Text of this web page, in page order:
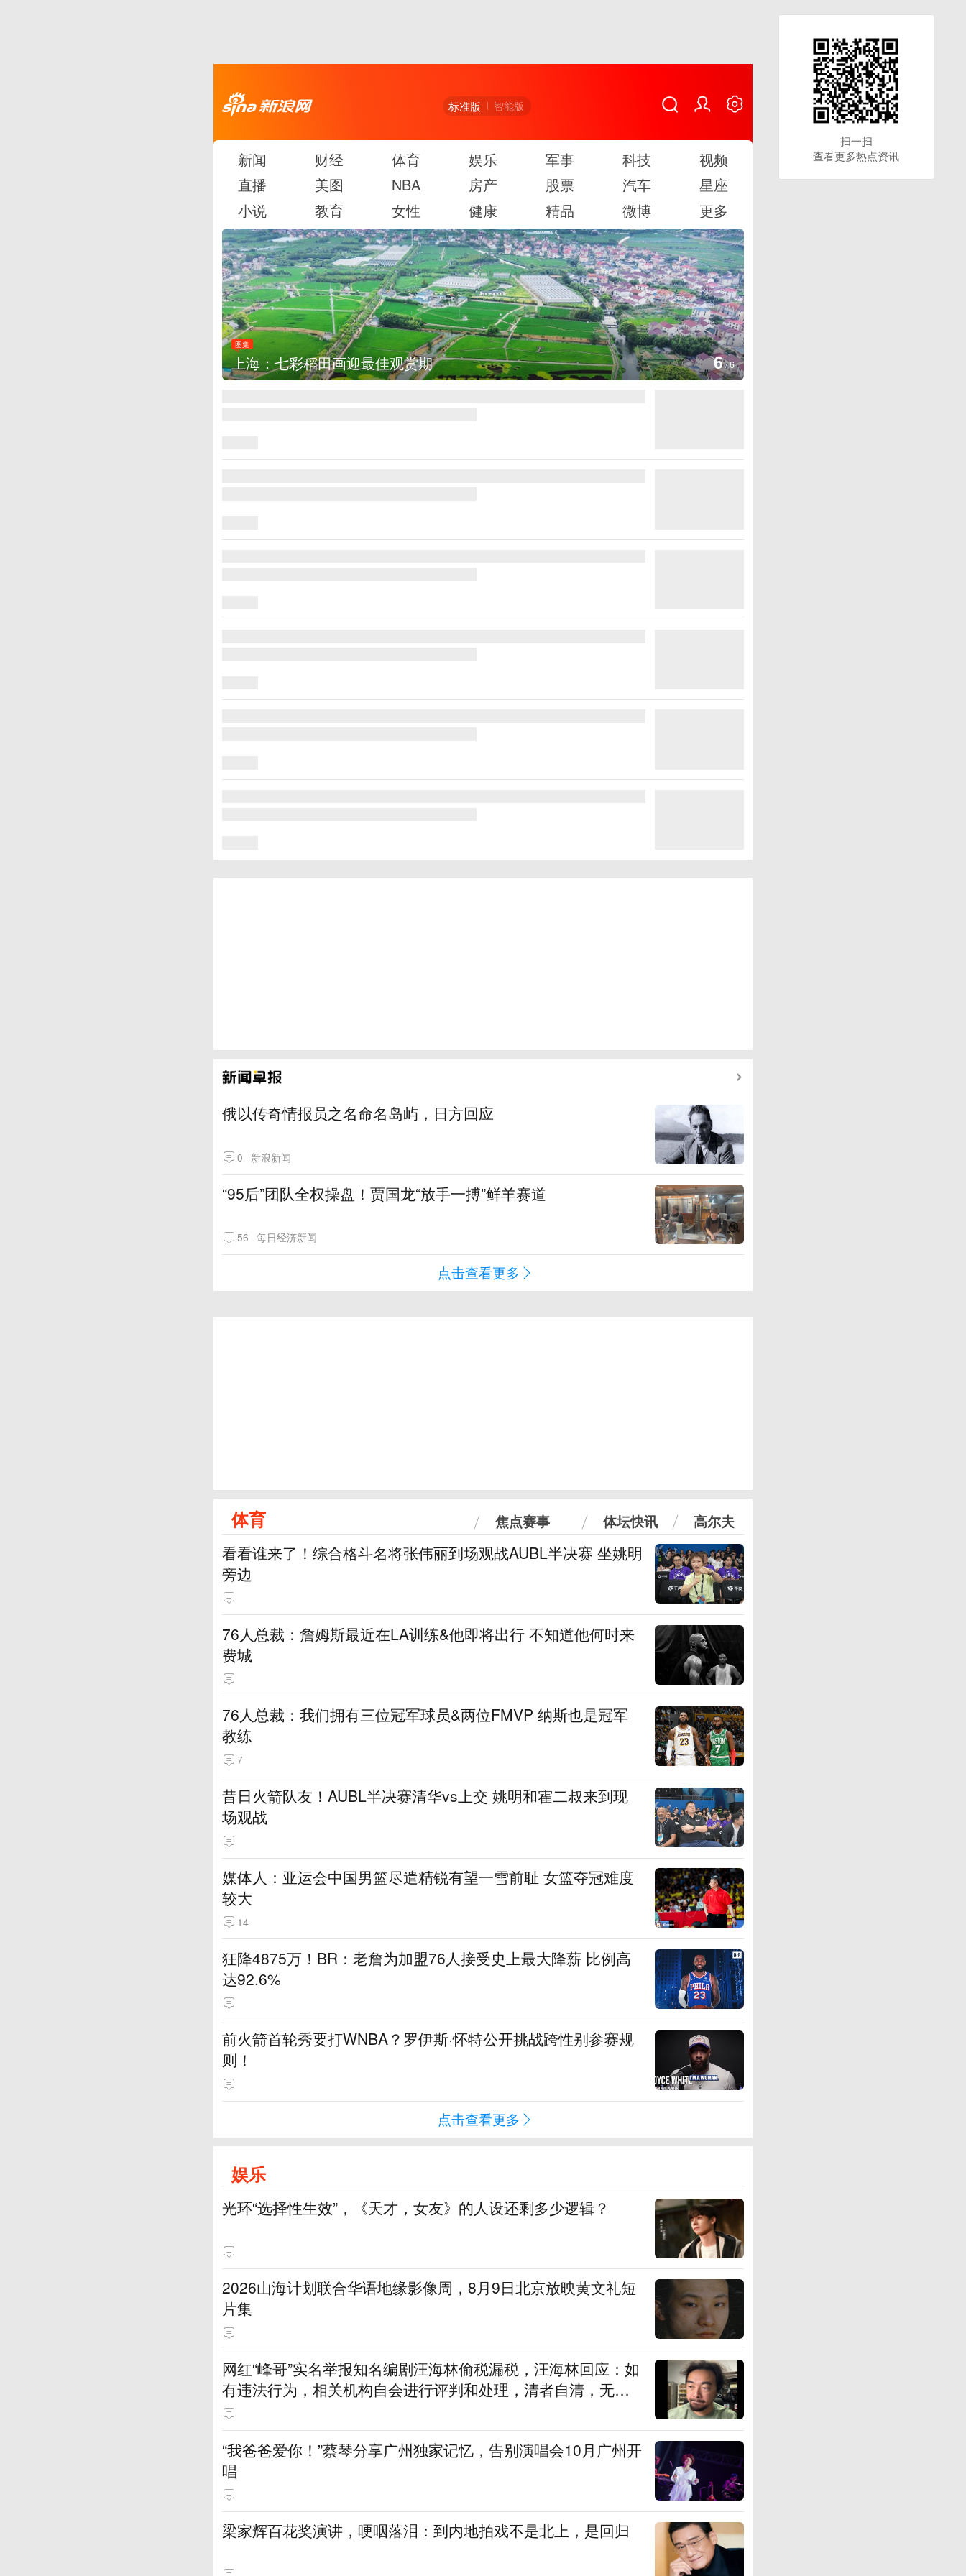
标准版 智能版
新闻 财经 体育 娱乐 军事 科技
视频
直播
美图 NBA 房产 股票 汽车
星座
小说
教育 女性 健康 精品 微博 更多
图集
厄瓜多尔总统诺沃亚会见阿根廷总统米莱 1/6
俄以传奇情报员之名命名岛屿，日方回应
0 新浪新闻
“95后”团队全权操盘！贾国龙“放手一搏”鲜羊赛道
56 每日经济新闻
点击查看更多
体育 焦点赛事 体坛快讯 高尔夫
看看谁来了！综合格斗名将张伟丽到场观战AUBL半决赛 坐姚明
旁边
76人总裁：詹姆斯最近在LA训练&他即将出行 不知道他何时来
费城
76人总裁：我们拥有三位冠军球员&两位FMVP 纳斯也是冠军
教练
7
昔日火箭队友！AUBL半决赛清华vs上交 姚明和霍二叔来到现
场观战
媒体人：亚运会中国男篮尽遣精锐有望一雪前耻 女篮夺冠难度
较大
14
狂降4875万！BR：老詹为加盟76人接受史上最大降薪 比例高
达92.6%
前火箭首轮秀要打WNBA？罗伊斯·怀特公开挑战跨性别参赛规
则！
点击查看更多
娱乐
光环“选择性生效”，《天才，女友》的人设还剩多少逻辑？
2026山海计划联合华语地缘影像周，8月9日北京放映黄文礼短
片集
网红“峰哥”实名举报知名编剧汪海林偷税漏税，汪海林回应：如
有违法行为，相关机构自会进行评判和处理，清者自清，无需
一一回应
“我爸爸爱你！”蔡琴分享广州独家记忆，告别演唱会10月广州开
唱
梁家辉百花奖演讲，哽咽落泪：到内地拍戏不是北上，是回归
扫一扫
查看更多热点资讯
扫一扫
查看更多热点资讯